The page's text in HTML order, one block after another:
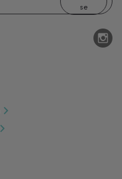
se